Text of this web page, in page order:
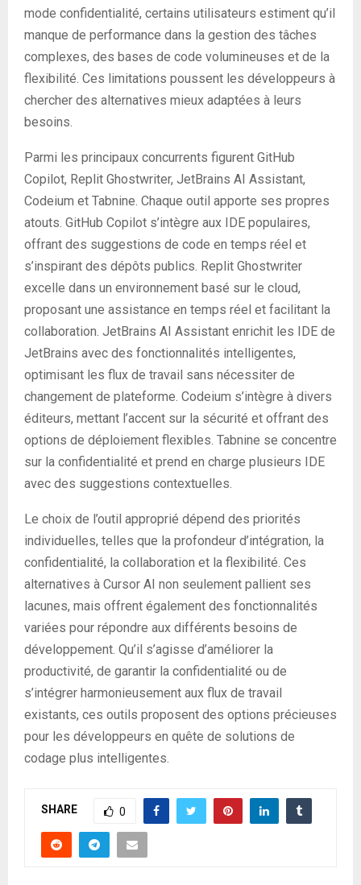
mode confidentialité, certains utilisateurs estiment qu’il
manque de performance dans la gestion des tâches
complexes, des bases de code volumineuses et de la
flexibilité. Ces limitations poussent les développeurs à
chercher des alternatives mieux adaptées à leurs
besoins.
Parmi les principaux concurrents figurent GitHub
Copilot, Replit Ghostwriter, JetBrains AI Assistant,
Codeium et Tabnine. Chaque outil apporte ses propres
atouts. GitHub Copilot s’intègre aux IDE populaires,
offrant des suggestions de code en temps réel et
s’inspirant des dépôts publics. Replit Ghostwriter
excelle dans un environnement basé sur le cloud,
proposant une assistance en temps réel et facilitant la
collaboration. JetBrains AI Assistant enrichit les IDE de
JetBrains avec des fonctionnalités intelligentes,
optimisant les flux de travail sans nécessiter de
changement de plateforme. Codeium s’intègre à divers
éditeurs, mettant l’accent sur la sécurité et offrant des
options de déploiement flexibles. Tabnine se concentre
sur la confidentialité et prend en charge plusieurs IDE
avec des suggestions contextuelles.
Le choix de l’outil approprié dépend des priorités
individuelles, telles que la profondeur d’intégration, la
confidentialité, la collaboration et la flexibilité. Ces
alternatives à Cursor AI non seulement pallient ses
lacunes, mais offrent également des fonctionnalités
variées pour répondre aux différents besoins de
développement. Qu’il s’agisse d’améliorer la
productivité, de garantir la confidentialité ou de
s’intégrer harmonieusement aux flux de travail
existants, ces outils proposent des options précieuses
pour les développeurs en quête de solutions de
codage plus intelligentes.
SHARE 0